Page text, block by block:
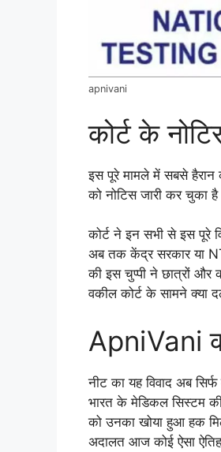
apnivani
कोर्ट के
इस पूरे मामले में सबसे
को नोटिस जारी कर चुका
कोर्ट ने इन सभी से इस पूरे
अब तक केंद्र सरकार या
की इस चुप्पी ने छात्रों और
वकील कोर्ट के सामने क्या
ApniVani
नीट का यह विवाद अब
भारत के मेडिकल सिस्टम
को उनका खोया हुआ हक
अदालत आज कोई ऐसा